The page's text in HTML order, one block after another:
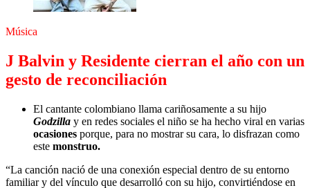
Música
J Balvin y Residente cierran el año con un
gesto de reconciliación
El cantante colombiano llama cariñosamente a su hijo
Godzilla y en redes sociales el niño se ha hecho viral en varias
ocasiones porque, para no mostrar su cara, lo disfrazan como
este monstruo.
“La canción nació de una conexión especial dentro de su entorno
familiar y del vínculo que desarrolló con su hijo, convirtiéndose en